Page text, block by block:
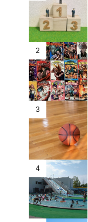
2
3
4